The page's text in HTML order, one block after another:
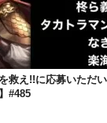
救え!!に応募いただ
#485